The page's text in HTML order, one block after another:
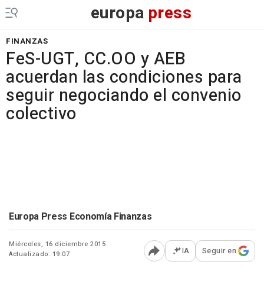
europa press
FINANZAS
FeS-UGT, CC.OO y AEB
acuerdan las condiciones para
seguir negociando el convenio
colectivo
Europa Press Economía Finanzas
Miércoles, 16 diciembre 2015
Actualizado: 19:07
Abrir opciones para
IA Seguir en